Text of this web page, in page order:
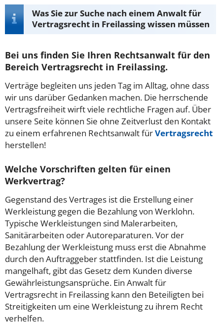
Was Sie zur Suche nach einem Anwalt für
Vertragsrecht in Freilassing wissen müssen
Bei uns finden Sie Ihren Rechtsanwalt für den
Bereich Vertragsrecht in Freilassing.
Verträge begleiten uns jeden Tag im Alltag, ohne dass
wir uns darüber Gedanken machen. Die herrschende
Vertragsfreiheit wirft viele rechtliche Fragen auf. Über
unsere Seite können Sie ohne Zeitverlust den Kontakt
zu einem erfahrenen Rechtsanwalt fürVertragsrecht
herstellen!
Welche Vorschriften gelten für einen
Werkvertrag?
Gegenstand des Vertrages ist die Erstellung einer
Werkleistung gegen die Bezahlung von Werklohn.
Typische Werkleistungen sind Malerarbeiten,
Sanitärarbeiten oder Autoreparaturen. Vor der
Bezahlung der Werkleistung muss erst die Abnahme
durch den Auftraggeber stattfinden. Ist die Leistung
mangelhaft, gibt das Gesetz dem Kunden diverse
Gewährleistungsansprüche. Ein Anwalt für
Vertragsrecht in Freilassing kann den Beteiligten bei
Streitigkeiten um eine Werkleistung zu ihrem Recht
verhelfen.